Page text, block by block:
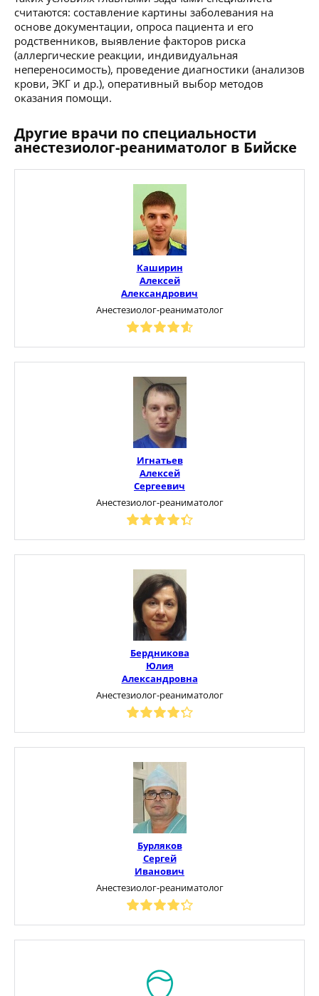
считаются: составление картины заболевания на
основе документации, опроса пациента и его
родственников, выявление факторов риска
(аллергические реакции, индивидуальная
непереносимость), проведение диагностики (анализов
крови, ЭКГ и др.), оперативный выбор методов
оказания помощи.
Другие врачи по специальности
анестезиолог-реаниматолог в Бийске
Каширин
Алексей
Александрович
Анестезиолог-реаниматолог
Игнатьев
Алексей
Сергеевич
Анестезиолог-реаниматолог
Бердникова
Юлия
Александровна
Анестезиолог-реаниматолог
Бурляков
Сергей
Иванович
Анестезиолог-реаниматолог